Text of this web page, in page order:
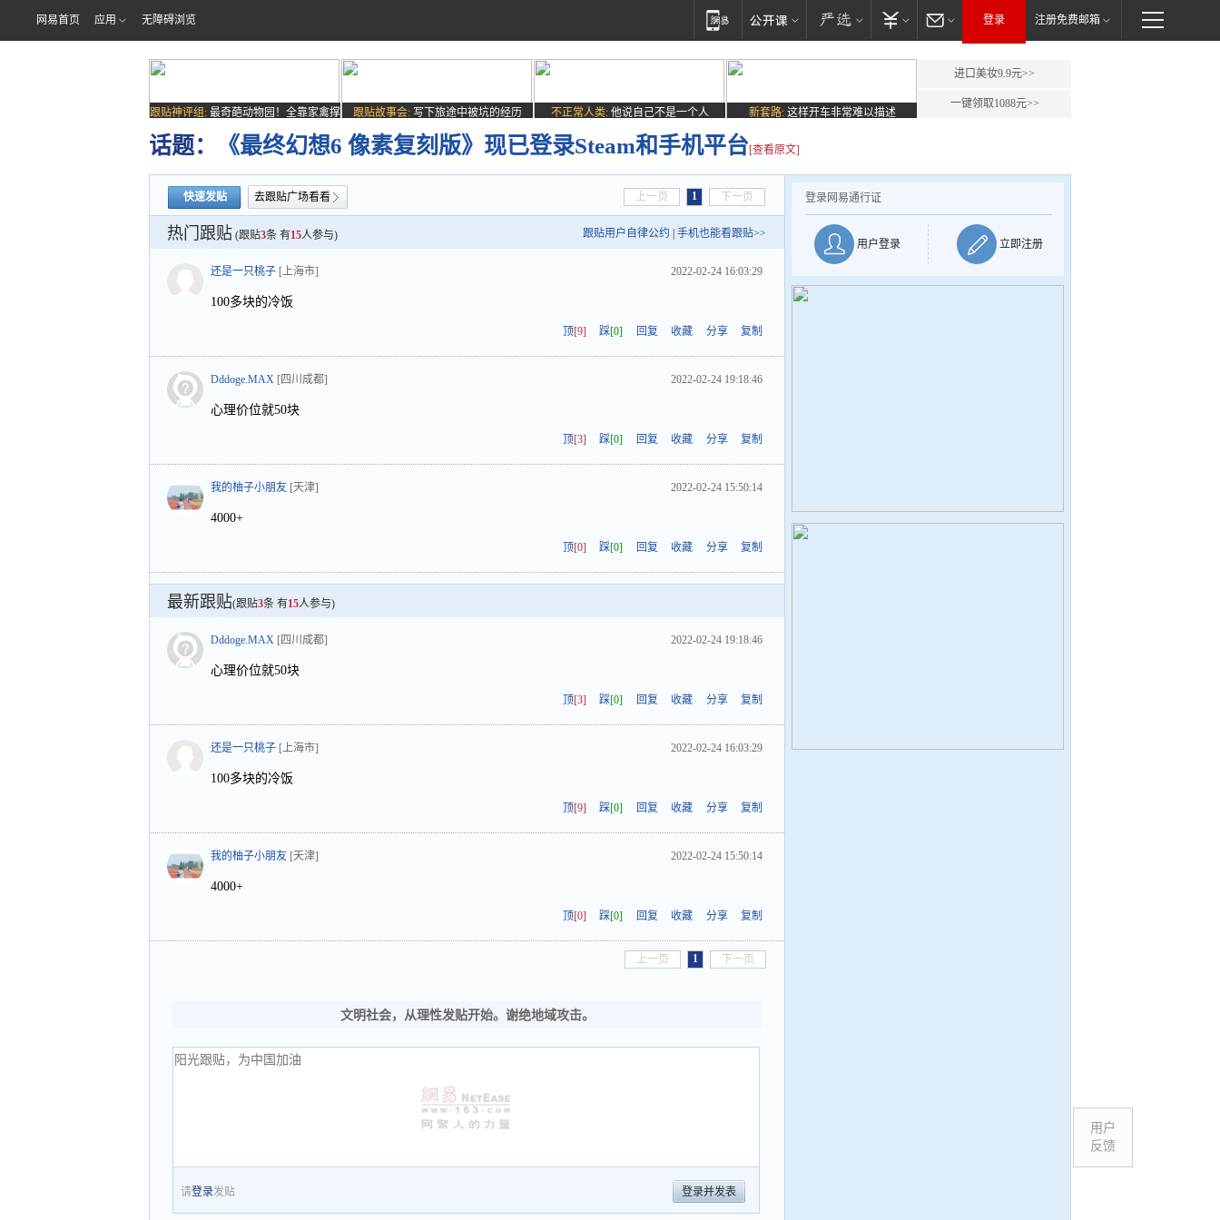
网易首页 应用 无障碍浏览 登录 注册免费邮箱
跟贴神评组: 最奇葩动物园！全靠家禽撑
场子
跟贴故事会: 写下旅途中被坑的经历 不正常人类: 他说自己不是一个人 新套路: 这样开车非常难以描述
进口美妆9.9元>>
一键领取1088元>>
话题： 《最终幻想6 像素复刻版》现已登录Steam和手机平台[查看原文]
快速发贴 去跟贴广场看看 上一页 1 下一页
热门跟贴 (跟贴3条 有15人参与) 跟贴用户自律公约 手机也能看跟贴>>
还是一只桃子 [上海市] 2022-02-24 16:03:29
100多块的冷饭
顶[9] 踩[0] 回复 收藏 分享 复制
Dddoge.MAX [四川成都] 2022-02-24 19:18:46
心理价位就50块
顶[3] 踩[0] 回复 收藏 分享 复制
我的柚子小朋友 [天津] 2022-02-24 15:50:14
4000+
顶[0] 踩[0] 回复 收藏 分享 复制
最新跟贴(跟贴3条 有15人参与)
Dddoge.MAX [四川成都] 2022-02-24 19:18:46
心理价位就50块
顶[3] 踩[0] 回复 收藏 分享 复制
还是一只桃子 [上海市] 2022-02-24 16:03:29
100多块的冷饭
顶[9] 踩[0] 回复 收藏 分享 复制
我的柚子小朋友 [天津] 2022-02-24 15:50:14
4000+
顶[0] 踩[0] 回复 收藏 分享 复制
上一页 1 下一页
文明社会，从理性发贴开始。谢绝地域攻击。
请登录发贴 登录并发表
登录网易通行证
用户登录 立即注册
用户
反馈